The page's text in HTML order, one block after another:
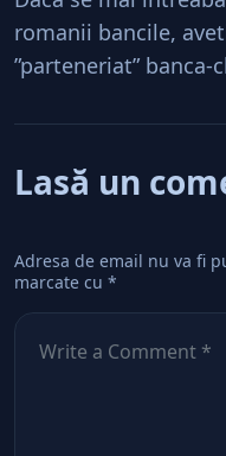
romanii bancile,
”parteneriat” banca-
Lasă un
Adresa de email nu va fi
marcate cu *